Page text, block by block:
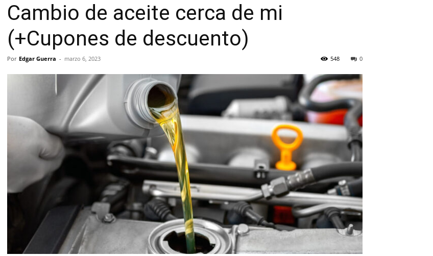
Cambio de aceite cerca de mi
(+Cupones de descuento)
Por Edgar Guerra - marzo 6, 2023 0
548